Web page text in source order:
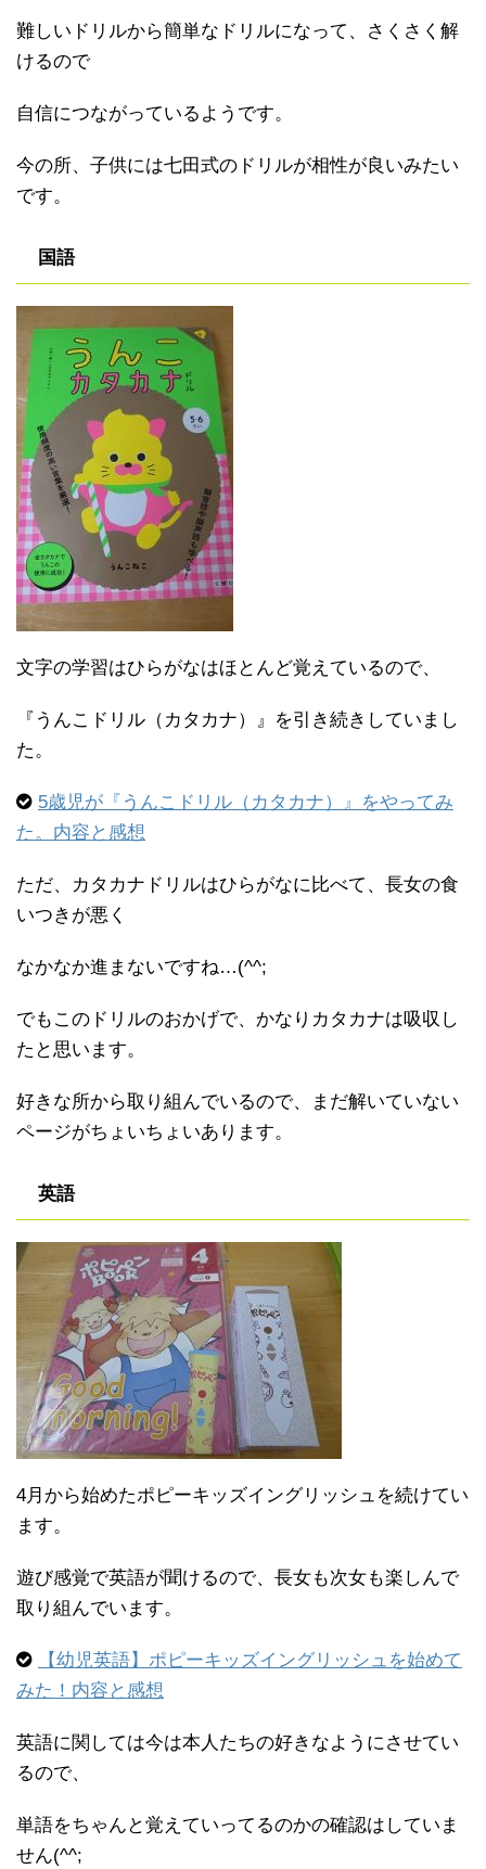
難しいドリルから簡単なドリルになって、さくさく解
けるので
自信につながっているようです。
今の所、子供には七田式のドリルが相性が良いみたい
です。
国語
文字の学習はひらがなはほとんど覚えているので、
『うんこドリル（カタカナ）』を引き続きしていまし
た。
5歳児が『うんこドリル（カタカナ）』をやってみ
た。内容と感想
ただ、カタカナドリルはひらがなに比べて、長女の食
いつきが悪く
なかなか進まないですね…(^^;
でもこのドリルのおかげで、かなりカタカナは吸収し
たと思います。
好きな所から取り組んでいるので、まだ解いていない
ページがちょいちょいあります。
英語
4月から始めたポピーキッズイングリッシュを続けてい
ます。
遊び感覚で英語が聞けるので、長女も次女も楽しんで
取り組んでいます。
【幼児英語】ポピーキッズイングリッシュを始めて
みた！内容と感想
英語に関しては今は本人たちの好きなようにさせてい
るので、
単語をちゃんと覚えていってるのかの確認はしていま
せん(^^;